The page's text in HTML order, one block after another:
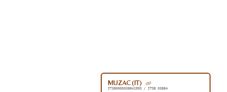
MUZAC (IT)
IT380005038841993 / ITSB 03884